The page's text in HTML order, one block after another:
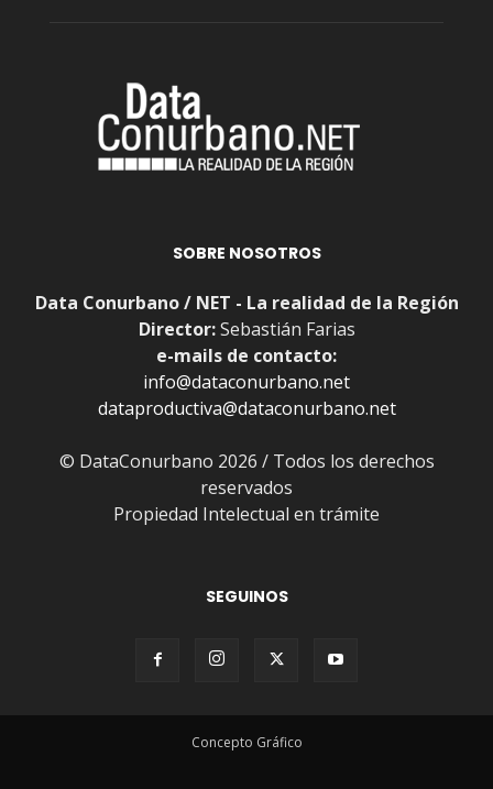
SOBRE NOSOTROS
Data Conurbano / NET - La realidad de la Región
Director:Sebastián Farias
e-mails de contacto:
info@dataconurbano.net
dataproductiva@dataconurbano.net
© DataConurbano 2026 / Todos los derechos
reservados
Propiedad Intelectual en trámite
SEGUINOS
Concepto Gráfico